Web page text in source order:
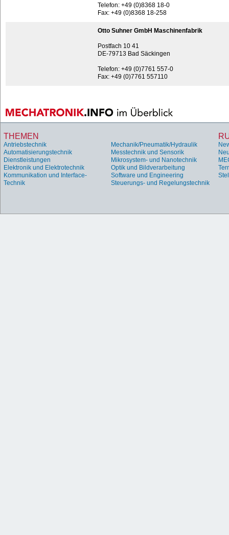
Telefon: +49 (0)8368 18-0
Fax: +49 (0)8368 18-258
Otto Suhner GmbH Maschinenfabrik
Postfach 10 41
DE-79713 Bad Säckingen
Telefon: +49 (0)7761 557-0
Fax: +49 (0)7761 557110
THEMEN
Antriebstechnik
Automatisierungstechnik
Dienstleistungen
Elektronik und Elektrotechnik
Kommunikation und Interface-
Technik
Mechanik/Pneumatik/Hydraulik
Messtechnik und Sensorik
Mikrosystem- und Nanotechnik
Optik und Bildverarbeitung
Software und Engineering
Steuerungs- und Regelungstechnik